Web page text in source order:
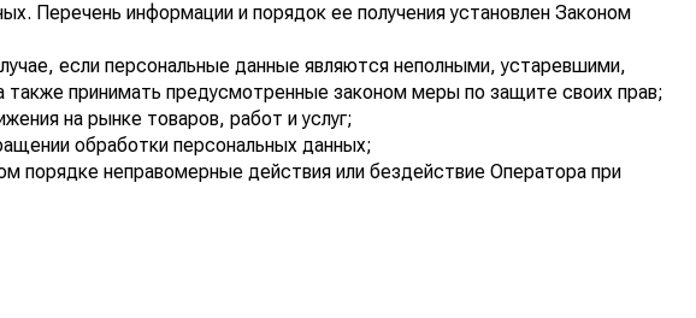
Перечень информации и порядок ее получения установлен Законом
если персональные данные являются неполными, устаревшими,
принимать предусмотренные законом меры по защите своих прав;
на рынке товаров, работ и услуг;
обработки персональных данных;
порядке неправомерные действия или бездействие Оператора при